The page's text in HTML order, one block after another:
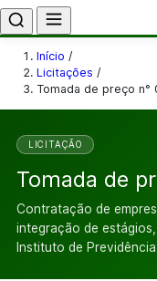
Início /
Licitações /
Tomada de preço n°
LICITAÇÃO
Tomada de
Contratação de
integração de
Instituto de